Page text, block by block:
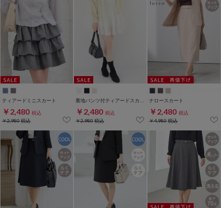
ティアードミニスカート
￥2,480 税込
￥2,980税込
￥2,480 税込
￥2,980税込
ナロースカート
￥2,480 税込
￥4,980税込